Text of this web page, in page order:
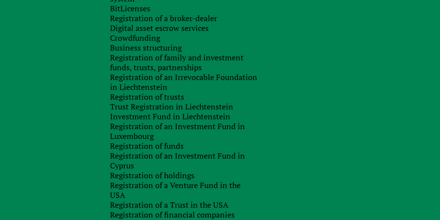
BitLicenses
Registration of a broker-dealer
Digital asset escrow services
Crowdfunding
Business structuring
Registration of family and investment
funds, trusts, partnerships
Registration of an Irrevocable Foundation
in Liechtenstein
Registration of trusts
Trust Registration in Liechtenstein
Investment Fund in Liechtenstein
Registration of an Investment Fund in
Luxembourg
Registration of funds
Registration of an Investment Fund in
Cyprus
Registration of holdings
Registration of a Venture Fund in the
USA
Registration of a Trust in the USA
Registration of financial companies
с многочисленными трансграничными операциями в
Словении, Хорватии, Боснии и Герцеговине, Сербии и
Adria-Bank International AG, который в 1990-х годах
году Hypo Alpe-Adria-Bank был национализирован. В
(80%) и Европейскому банку реконструкции и
в Центральной и Юго-Восточной Европе, обслуживая
«простых банковских услуг».